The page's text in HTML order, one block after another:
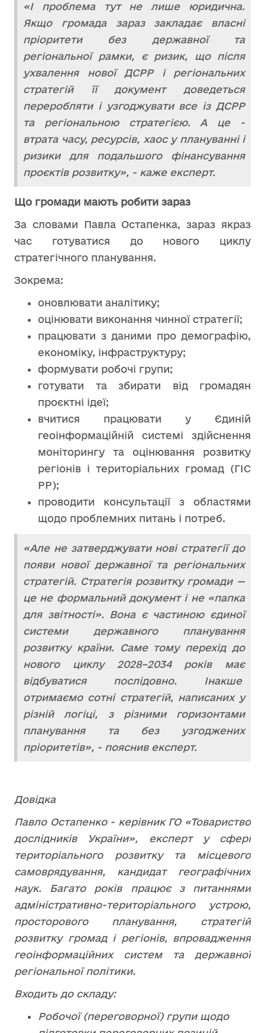
«І проблема тут не лише юридична.
Якщо громада зараз закладає власні
пріоритети без державної та
регіональної рамки, є ризик, що після
ухвалення нової ДСРР і регіональних
стратегій її документ доведеться
переробляти і узгоджувати все із ДСРР
та регіональною стратегією. А це -
втрата часу, ресурсів, хаос у плануванні і
ризики для подальшого фінансування
проєктів розвитку», - каже експерт.
Що громади мають робити зараз
За словами Павла Остапенка, зараз якраз
час готуватися до нового циклу
стратегічного планування.
Зокрема:
оновлювати аналітику;
оцінювати виконання чинної стратегії;
працювати з даними про демографію,
економіку, інфраструктуру;
формувати робочі групи;
готувати та збирати від громадян
проєктні ідеї;
вчитися працювати у Єдиній
геоінформаційній системі здійснення
моніторингу та оцінювання розвитку
регіонів і територіальних громад (ГІС
РР);
проводити консультації з областями
щодо проблемних питань і потреб.
«Але не затверджувати нові стратегії до
появи нової державної та регіональних
стратегій. Стратегія розвитку громади —
це не формальний документ і не «папка
для звітності». Вона є частиною єдиної
системи державного планування
розвитку країни. Саме тому перехід до
нового циклу 2028–2034 років має
відбуватися послідовно. Інакше
отримаємо сотні стратегій, написаних у
різній логіці, з різними горизонтами
планування та без узгоджених
пріоритетів», - пояснив експерт.
Довідка
Павло Остапенко - керівник ГО «Товариство
дослідників України», експерт у сфері
територіального розвитку та місцевого
самоврядування, кандидат географічних
наук. Багато років працює з питаннями
адміністративно-територіального устрою,
просторового планування, стратегій
розвитку громад і регіонів, впровадження
геоінформаційних систем та державної
регіональної політики.
Входить до складу:
Робочої (переговорної) групи щодо